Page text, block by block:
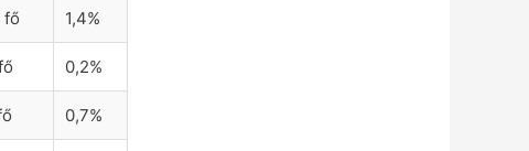
fő 1,4%
0,2%
0,7%